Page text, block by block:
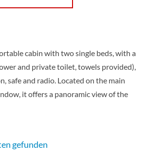
cabin with two single beds, with a
and private toilet, towels provided),
safe and radio. Located on the main
it offers a panoramic view of the
gefunden